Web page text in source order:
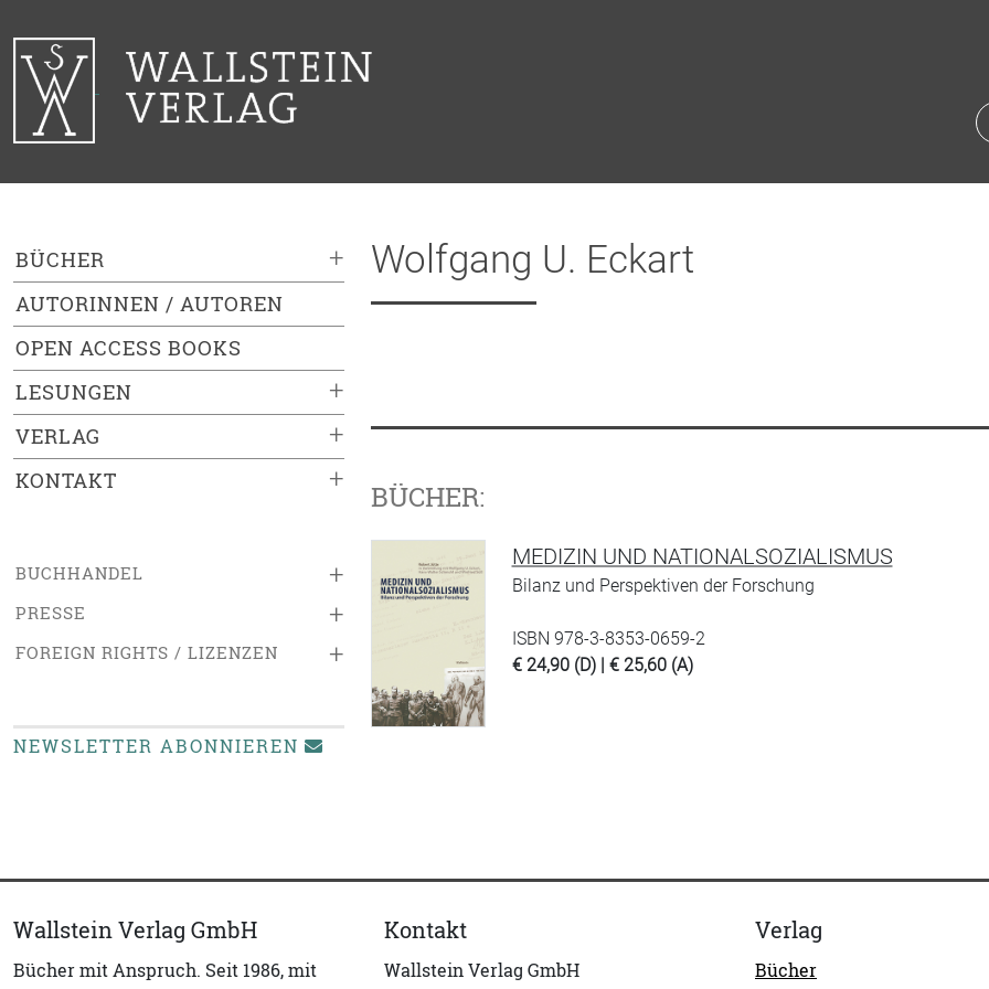
+
BÜCHER
AUTORINNEN / AUTOREN
OPEN ACCESS BOOKS
+
LESUNGEN
+
VERLAG
+
KONTAKT
+
BUCHHANDEL
+
PRESSE
+
FOREIGN RIGHTS / LIZENZEN
NEWSLETTER ABONNIEREN
Wolfgang U. Eckart
BÜCHER:
MEDIZIN UND NATIONALSOZIALISMUS
Bilanz und Perspektiven der Forschung
ISBN 978-3-8353-0659-2
€ 24,90 (D) | € 25,60 (A)
Wallstein Verlag GmbH
Bücher mit Anspruch. Seit 1986, mit
Kontakt
Wallstein Verlag GmbH
Verlag
Bücher